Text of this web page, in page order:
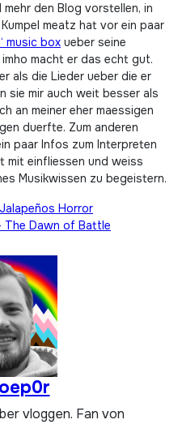
den Blog vorstellen, in
meatz hat vor ein paar
music box ueber seine
macht er das echt gut.
als die Lieder ueber die er
sie mir auch weit besser als
an meiner eher maessigen
duerfte. Zum anderen
paar Infos zum Interpreten
mit einfliessen und weiss
Musikwissen zu begeistern.
Horror
The Dawn of Battle
vloggen. Fan von